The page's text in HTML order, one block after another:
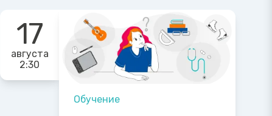
17
августа
2:30
Обучение